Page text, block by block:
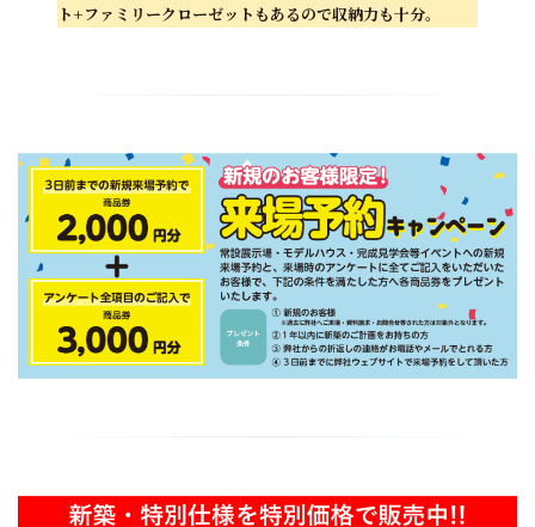
ト+ファミリークローゼットもあるので収納力も十分。